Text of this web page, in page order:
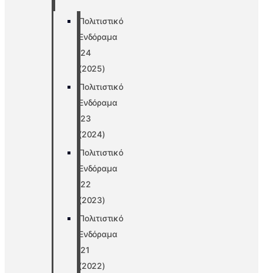
Πολιτιστικό
Ενδόραμα
’24
(2025)
Πολιτιστικό
Ενδόραμα
’23
(2024)
Πολιτιστικό
Ενδόραμα
’22
(2023)
Πολιτιστικό
Ενδόραμα
’21
(2022)